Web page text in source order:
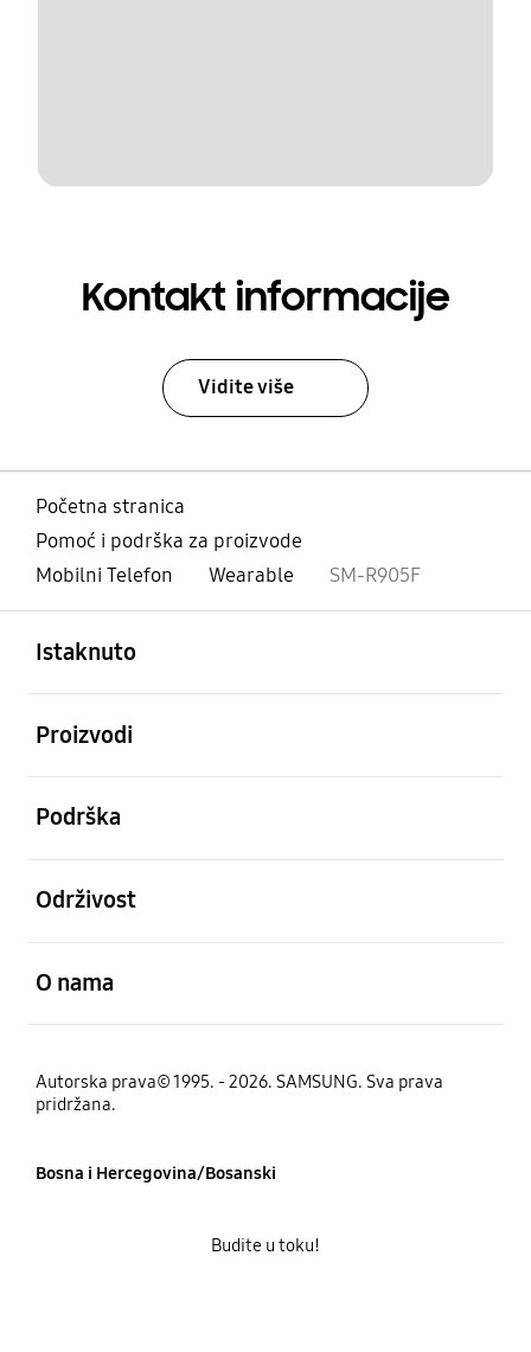
Kontakt informacije
Vidite više
Početna stranica
Pomoć i podrška za proizvode
Mobilni Telefon
Wearable SM-R905F
Istaknuto
Proizvodi
Podrška
Održivost
O nama
Autorska prava© 1995. - 2026. SAMSUNG. Sva prava
pridržana.
Bosna i Hercegovina/Bosanski
Budite u toku!